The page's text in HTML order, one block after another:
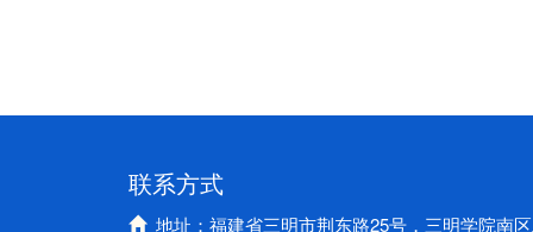
联系方式
地址：福建省三明市荆东路25号，三明学院南